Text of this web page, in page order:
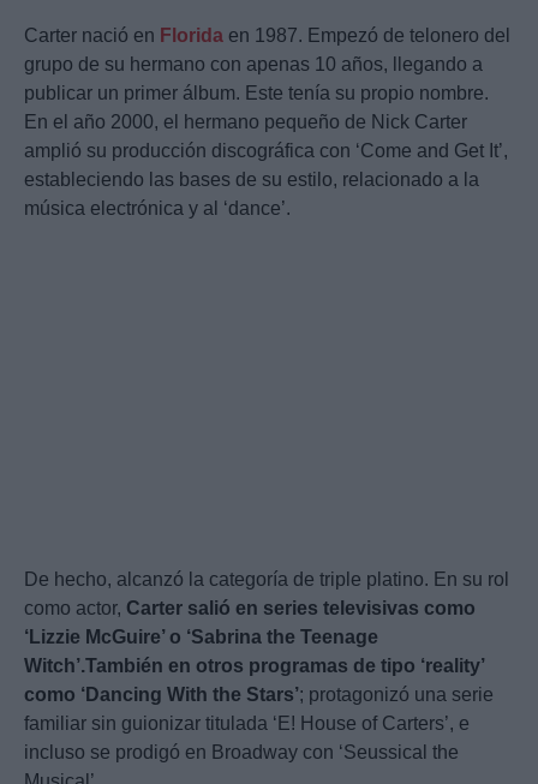
Carter nació en Florida en 1987. Empezó de telonero del
grupo de su hermano con apenas 10 años, llegando a
publicar un primer álbum. Este tenía su propio nombre.
En el año 2000, el hermano pequeño de Nick Carter
amplió su producción discográfica con ‘Come and Get It’,
estableciendo las bases de su estilo, relacionado a la
música electrónica y al ‘dance’.
De hecho, alcanzó la categoría de triple platino. En su rol
como actor, Carter salió en series televisivas como
‘Lizzie McGuire’ o ‘Sabrina the Teenage
Witch’.También en otros programas de tipo ‘reality’
como ‘Dancing With the Stars’; protagonizó una serie
familiar sin guionizar titulada ‘E! House of Carters’, e
incluso se prodigó en Broadway con ‘Seussical the